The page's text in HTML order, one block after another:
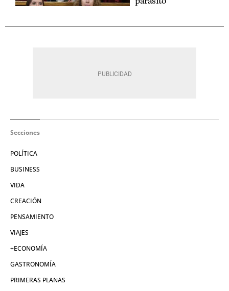
Secciones
POLÍTICA
BUSINESS
VIDA
CREACIÓN
PENSAMIENTO
VIAJES
+ECONOMÍA
GASTRONOMÍA
PRIMERAS PLANAS